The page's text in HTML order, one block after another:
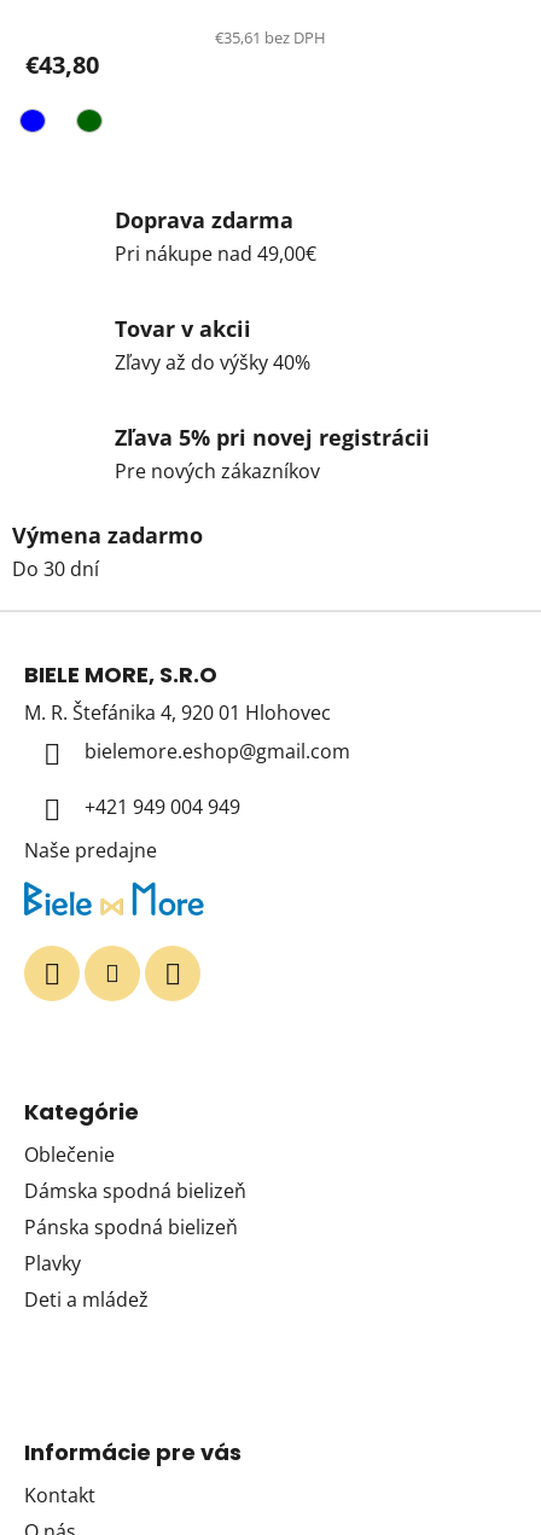
€35,61 bez DPH
€43,80
Doprava zdarma
Pri nákupe nad 49,00€
Tovar v akcii
Zľavy až do výšky 40%
Zľava 5% pri novej registrácii
Pre nových zákazníkov
Výmena zadarmo
Do 30 dní
Z
BIELE MORE, S.R.O
M. R. Štefánika 4, 920 01 Hlohovec
bielemore.eshop@gmail.com
+421 949 004 949
Naše predajne
Kategórie
Oblečenie
Dámska spodná bielizeň
Pánska spodná bielizeň
Plavky
Deti a mládež
Informácie pre vás
Kontakt